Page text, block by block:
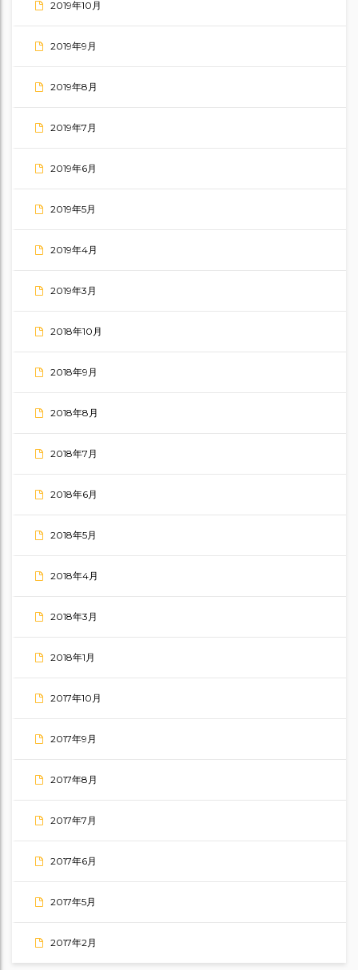
2019年10月
2019年9月
2019年8月
2019年7月
2019年6月
2019年5月
2019年4月
2019年3月
2018年10月
2018年9月
2018年8月
2018年7月
2018年6月
2018年5月
2018年4月
2018年3月
2018年1月
2017年10月
2017年9月
2017年8月
2017年7月
2017年6月
2017年5月
2017年2月